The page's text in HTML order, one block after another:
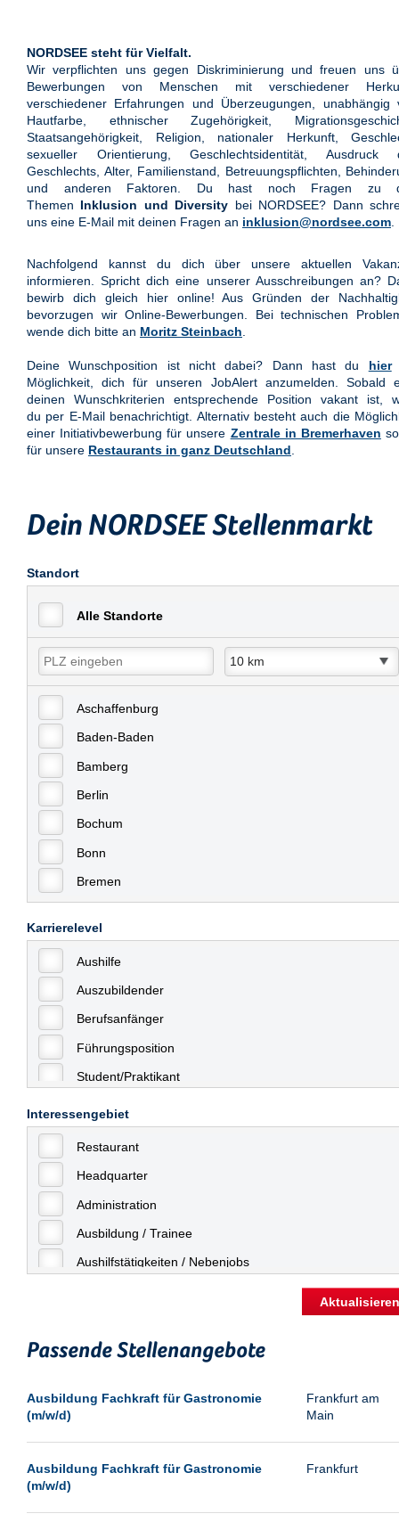
NORDSEE steht für Vielfalt.
Wir verpflichten uns gegen Diskriminierung und freuen uns
Bewerbungen von Menschen mit verschiedener
verschiedener Erfahrungen und Überzeugungen, unabhängig
Hautfarbe, ethnischer Zugehörigkeit,
Staatsangehörigkeit, Religion, nationaler Herkunft,
sexueller Orientierung, Geschlechtsidentität, Ausdruck
Geschlechts, Alter, Familienstand, Betreuungspflichten,
und anderen Faktoren. Du hast noch Fragen zu
Themen Inklusion und Diversity bei NORDSEE? Dann
uns eine E-Mail mit deinen Fragen an inklusion@nordsee.com
Nachfolgend kannst du dich über unsere aktuellen
informieren. Spricht dich eine unserer Ausschreibungen an?
bewirb dich gleich hier online! Aus Gründen der
bevorzugen wir Online-Bewerbungen. Bei technischen
wende dich bitte an Moritz Steinbach
Deine Wunschposition ist nicht dabei? Dann hast du hier
Möglichkeit, dich für unseren JobAlert anzumelden. Sobald
deinen Wunschkriterien entsprechende Position vakant ist,
du per E-Mail benachrichtigt. Alternativ besteht auch die
einer Initiativbewerbung für unsere Zentrale in Bremerhaven
für unsere Restaurants in ganz Deutschland
Dein NORDSEE Stellenmarkt
Standort
Alle Standorte
Aschaffenburg
Baden-Baden
Bamberg
Berlin
Bochum
Bonn
Bremen
Celle
Chemnitz
Dessau
Dresden
Düsseldorf
Erfurt
Essen
Frankfurt
Frankfurt am Main
Freiburg
Fulda
Göppingen
Hamburg
Heilbronn
Kassel
Karrierelevel
Aushilfe
Auszubildender
Berufsanfänger
Führungsposition
Student/Praktikant
Interessengebiet
Restaurant
Headquarter
Administration
Ausbildung / Trainee
Aushilfstätigkeiten / Nebenjobs
Sonstiges
Passende Stellenangebote
Ausbildung Fachkraft für Gastronomie
(m/w/d)
Frankfurt am
Main
Ausbildung Fachkraft für Gastronomie
(m/w/d)
Frankfurt